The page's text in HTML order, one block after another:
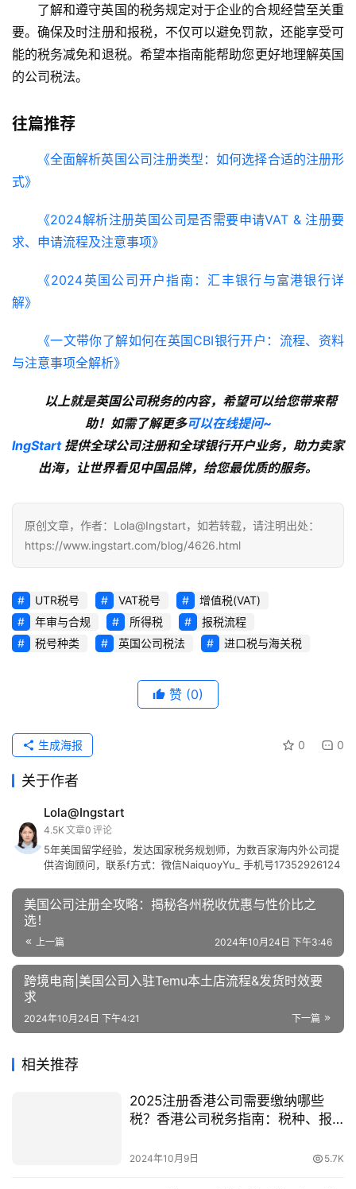
了解和遵守英国的税务规定对于企业的合规经营至关重
要。确保及时注册和报税，不仅可以避免罚款，还能享受可
能的税务减免和退税。希望本指南能帮助您更好地理解英国
的公司税法。
往篇推荐
《全面解析英国公司注册类型：如何选择合适的注册形
式》
《2024解析注册英国公司是否需要申请VAT & 注册要
求、申请流程及注意事项》
《2024英国公司开户指南：汇丰银行与富港银行详
解》
《一文带你了解如何在英国CBI银行开户：流程、资料
与注意事项全解析》
以上就是英国公司税务的内容，希望可以给您带来帮
助！如需了解更多可以在线提问~
lngStart提供全球公司注册和全球银行开户业务，助力卖家
出海，让世界看见中国品牌，给您最优质的服务。
原创文章，作者：Lola@Ingstart，如若转载，请注明出处：
https://www.ingstart.com/blog/4626.html
UTR税号 VAT税号
增值税(VAT)
年审与合规
所得税
报税流程
税号种类
英国公司税法 进口税与海关税
赞 (0)
0 0
生成海报
关于作者
Lola@Ingstart
4.5K 文章0 评论
5年美国留学经验，发达国家税务规划师，为数百家海内外公司提
供咨询顾问，联系f方式：微信NaiquoyYu_ 手机号17352926124
美国公司注册全攻略：揭秘各州税收优惠与性价比之
选！
上一篇 2024年10月24日 下午3:46
跨境电商|美国公司入驻Temu本土店流程&发货时效要
求
下一篇
2024年10月24日 下午4:21
相关推荐
2025注册香港公司需要缴纳哪些
税？香港公司税务指南：税种、报
2024年10月9日 5.7K